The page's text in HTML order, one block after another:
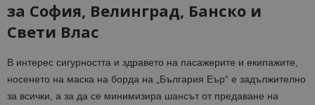
за София, Велинград, Банско и
Свети Влас
В интерес сигурността и здравето на пасажерите и екипажите,
носенето на маска на борда на „България Еър“ е задължително
за всички, а за да се минимизира шансът от предаване на